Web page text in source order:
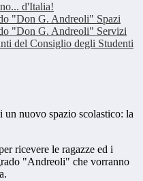
d'Italia!
"Don G. Andreoli" Spazi
"Don G. Andreoli" Servizi
del Consiglio degli Studenti
un nuovo spazio scolastico: la
ricevere le ragazze ed i
"Andreoli" che vorranno